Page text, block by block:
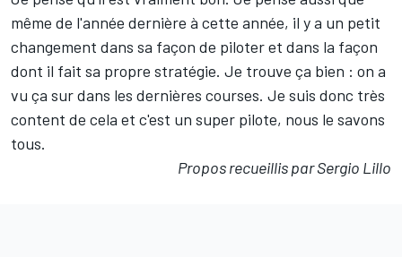
même de l'année dernière à cette année, il y a un petit
changement dans sa façon de piloter et dans la façon
dont il fait sa propre stratégie. Je trouve ça bien : on a
vu ça sur dans les dernières courses. Je suis donc très
content de cela et c'est un super pilote, nous le savons
tous.
Propos recueillis par Sergio Lillo